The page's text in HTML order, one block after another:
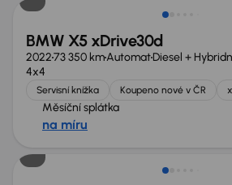
BMW X5 xDrive30d
202273 350 kmAutomatDiesel +
4x4
Servisní knížka Koupeno nové v ČR
Měsíční splátka
na míru
Možnost odpočtu DPH